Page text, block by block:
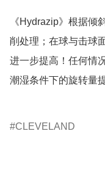
《Hydrazip》根据倾
削处理；在球与击球
进一步提高！任何情
潮湿条件下的旋转量
CLEVELAND